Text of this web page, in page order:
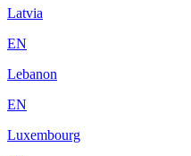
Latvia
EN
Lebanon
EN
Luxembourg